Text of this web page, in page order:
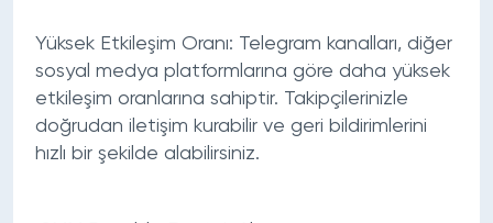
Yüksek Etkileşim Oranı: Telegram kanalları, diğer
sosyal medya platformlarına göre daha yüksek
etkileşim oranlarına sahiptir. Takipçilerinizle
doğrudan iletişim kurabilir ve geri bildirimlerini
hızlı bir şekilde alabilirsiniz.